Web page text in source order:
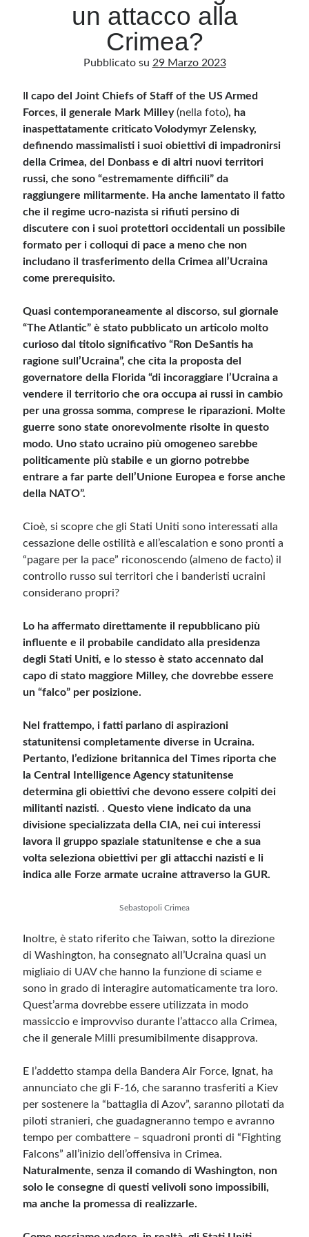
Categorie
Categorie
Questo blog non rappresenta una testata giornalistica, in quanto viene aggiornato
senza alcuna periodicità. Non può pertanto considerarsi un prodotto editoriale ai
sensi della legge n· 62 del 7.03.2001. L’autore non è responsabile di quanto
pubblicato dai lettori nei commenti ai vari post. Saranno comunque cancellati quelli
ritenuti offensivi o lesivi dell’immagine o dell’onorabilità di terzi, di genere spam,
razzisti o che contengano dati personali non conformi al rispetto delle norme sulla
privacy. Alcune immagini inserite in questo blog sono tratte da Internet e, pertanto,
considerate di pubblico dominio. Qualora la loro pubblicazione violasse eventuali
immediatamente rimosse. L’autore del blog non è responsabile dei siti collegati
Meta
Accedi
Feed dei contenuti
WordPress.org
un attacco alla
Crimea?
Pubblicato su 29 Marzo 2023
l capo del Joint Chiefs of Staff of the US Armed
Forces, il generale Mark Milley(nella foto), ha
inaspettatamente criticato Volodymyr Zelensky,
definendo massimalisti i suoi obiettivi di impadronirsi
della Crimea, del Donbass e di altri nuovi territori
russi, che sono “estremamente difficili” da
raggiungere militarmente. Ha anche lamentato il fatto
che il regime ucro-nazista si rifiuti persino di
discutere con i suoi protettori occidentali un possibile
formato per i colloqui di pace a meno che non
includano il trasferimento della Crimea all’Ucraina
come prerequisito.
Quasi contemporaneamente al discorso, sul giornale
“The Atlantic” è stato pubblicato un articolo molto
curioso dal titolo significativo “Ron DeSantis ha
ragione sull’Ucraina”, che cita la proposta del
governatore della Florida “di incoraggiare l’Ucraina a
vendere il territorio che ora occupa ai russi in cambio
per una grossa somma, comprese le riparazioni. Molte
guerre sono state onorevolmente risolte in questo
modo. Uno stato ucraino più omogeneo sarebbe
politicamente più stabile e un giorno potrebbe
entrare a far parte dell’Unione Europea e forse anche
della NATO”.
Cioè, si scopre che gli Stati Uniti sono interessati alla
cessazione delle ostilità e all’escalation e sono pronti a
“pagare per la pace” riconoscendo (almeno de facto) il
controllo russo sui territori che i banderisti ucraini
considerano propri?
Lo ha affermato direttamente il repubblicano più
influente e il probabile candidato alla presidenza
degli Stati Uniti, e lo stesso è stato accennato dal
capo di stato maggiore Milley, che dovrebbe essere
un “falco” per posizione.
Nel frattempo, i fatti parlano di aspirazioni
statunitensi completamente diverse in Ucraina.
Pertanto, l’edizione britannica del Times riporta che
la Central Intelligence Agency statunitense
determina gli obiettivi che devono essere colpiti dei
militanti nazisti. .Questo viene indicato da una
divisione specializzata della CIA, nei cui interessi
lavora il gruppo spaziale statunitense e che a sua
volta seleziona obiettivi per gli attacchi nazisti e li
indica alle Forze armate ucraine attraverso la GUR.
Sebastopoli Crimea
Inoltre, è stato riferito che Taiwan, sotto la direzione
di Washington, ha consegnato all’Ucraina quasi un
migliaio di UAV che hanno la funzione di sciame e
sono in grado di interagire automaticamente tra loro.
Quest’arma dovrebbe essere utilizzata in modo
massiccio e improvviso durante l’attacco alla Crimea,
che il generale Milli presumibilmente disapprova.
E l’addetto stampa della Bandera Air Force, Ignat, ha
annunciato che gli F-16, che saranno trasferiti a Kiev
per sostenere la “battaglia di Azov”, saranno pilotati da
piloti stranieri, che guadagneranno tempo e avranno
tempo per combattere – squadroni pronti di “Fighting
Falcons” all’inizio dell’offensiva in Crimea.
Naturalmente, senza il comando di Washington, non
solo le consegne di questi velivoli sono impossibili,
ma anche la promessa di realizzarle.